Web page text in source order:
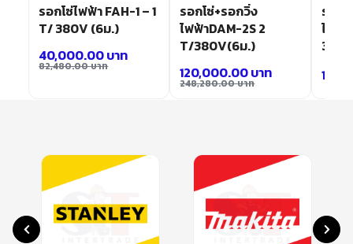
รอกโซ่ไฟฟ้า FAH-1 – 1
T/ 380V (6ม.)
82,480.00บาท
40,000.00บาท
รอกโซ่+รอกวิ่ง
ไฟฟ้าDAM-2S 2
T/380V(6ม.)
248,280.00บาท
120,000.00บาท
รอก
ไฟฟ้
3T/